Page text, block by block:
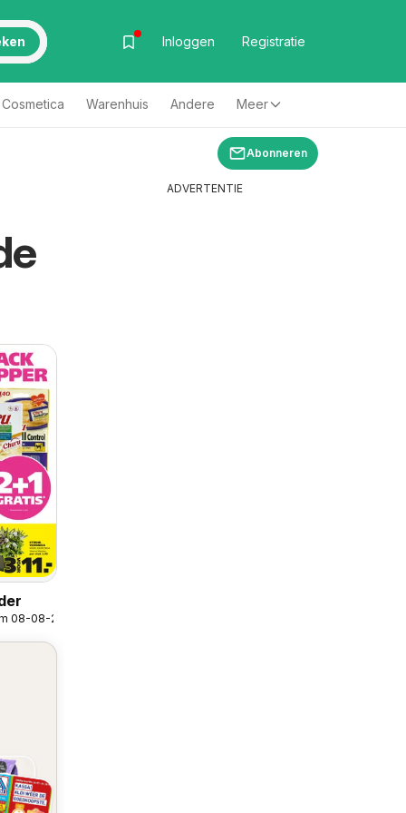
Inloggen Registratie
Warenhuis Andere Meer
Abonneren
08-08-2026
ADVERTENTIE